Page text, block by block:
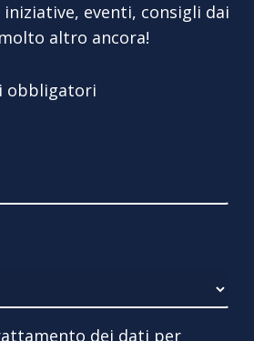
iniziative, eventi, consigli dai
altro ancora!
obbligatori
dei dati per